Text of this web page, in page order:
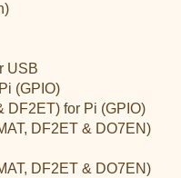
USB
(GPIO)
DF2ET) for Pi (GPIO)
DF2ET & DO7EN)
DF2ET & DO7EN)